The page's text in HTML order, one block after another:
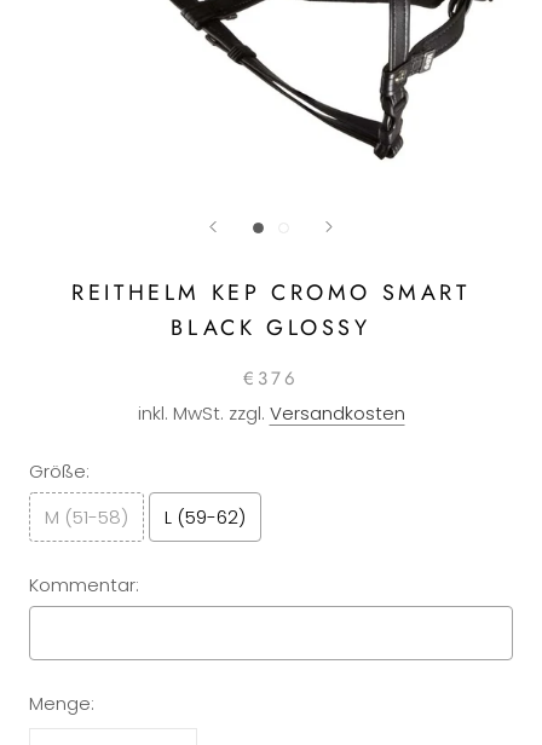
REITHELM KEP CROMO SMART
BLACK GLOSSY
€376
inkl. MwSt. zzgl. Versandkosten
Größe:
M (51-58)
L (59-62)
Kommentar:
Selection will add
Menge: